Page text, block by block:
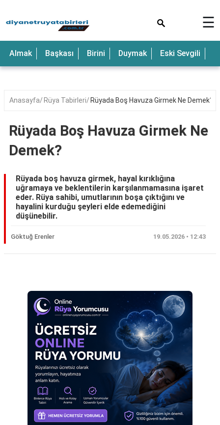
Anne
Bebek
Çocuk
Deniz
Düğün
Erkek
Eski
Eş
Gelin
Kardeş
☰
Almak Başkası Birini Duymak Eski Sevgili
Anasayfa Rüya Tabirleri Rüyada Boş Havuza Girmek Ne Demek?
Rüyada Boş Havuza Girmek Ne
Demek?
Rüyada boş havuza girmek, hayal kırıklığına
uğramaya ve beklentilerin karşılanmamasına işaret
eder. Rüya sahibi, umutlarının boşa çıktığını ve
hayalini kurduğu şeyleri elde edemediğini
düşünebilir.
Göktuğ Erenler 19.05.2026 • 12:43